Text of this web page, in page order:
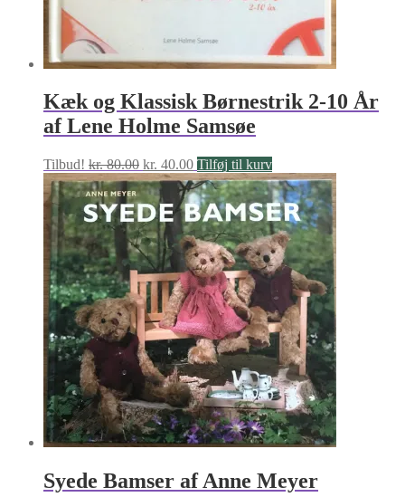
Kæk og Klassisk Børnestrik 2-10 År
af Lene Holme Samsøe
Tilbud! kr.80.00 Den
oprindelige
pris
var:
kr. 80.00.
kr. 40.00Den
aktuelle
pris
er:
kr. 40.00.
Tilføj til kurv
Syede Bamser af Anne Meyer